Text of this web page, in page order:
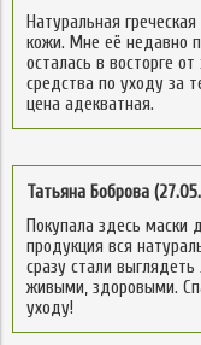
Натуральная
кожи. Мне её недавно
осталась в восторге
средства по уходу за
цена адекватная.
Татьяна Боброва
Покупала здесь маски
продукция вся
сразу стали
живыми, здоровыми.
уходу!